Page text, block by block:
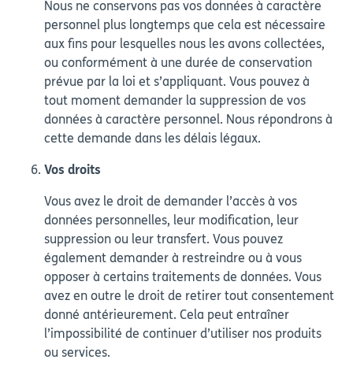
Nous ne conservons pas vos données à caractère
personnel plus longtemps que cela est nécessaire
aux fins pour lesquelles nous les avons collectées,
ou conformément à une durée de conservation
prévue par la loi et s’appliquant. Vous pouvez à
tout moment demander la suppression de vos
données à caractère personnel. Nous répondrons à
cette demande dans les délais légaux.
Vos droits
Vous avez le droit de demander l’accès à vos
données personnelles, leur modification, leur
suppression ou leur transfert. Vous pouvez
également demander à restreindre ou à vous
opposer à certains traitements de données. Vous
avez en outre le droit de retirer tout consentement
donné antérieurement. Cela peut entraîner
l’impossibilité de continuer d’utiliser nos produits
ou services.